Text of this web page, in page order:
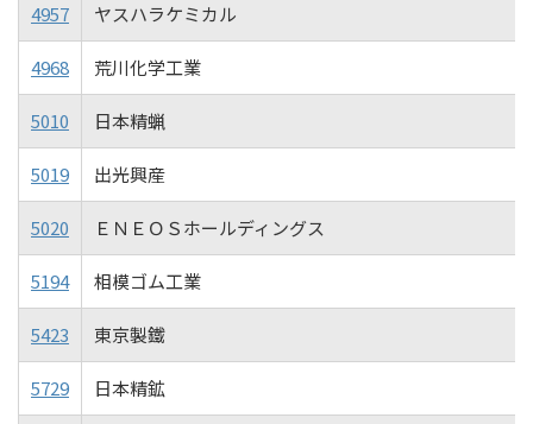
4957 ヤスハラケミカル
4968 荒川化学工業
5010 日本精蝋
5019 出光興産
5020 ＥＮＥＯＳホールディングス
5194 相模ゴム工業
5423 東京製鐵
5729 日本精鉱